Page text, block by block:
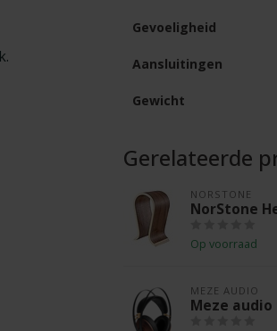
Gevoeligheid
Aansluitingen
Gewicht
Gerelateerde
NORSTONE
NorStone
Op voorraad
MEZE AUDIO
Meze audio